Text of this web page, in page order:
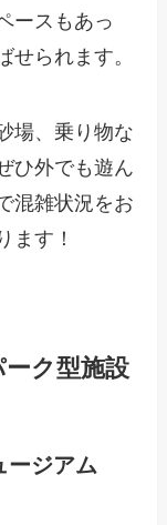
ースもあっ
せられます。
場、乗り物な
ひ外でも遊ん
混雑状況をお
ます！
ク型施設
ージアム